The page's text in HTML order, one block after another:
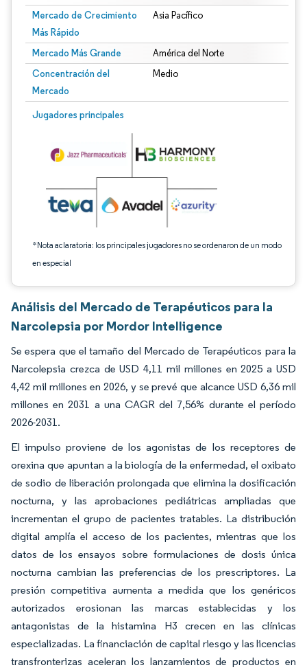
Mercado de Crecimiento
Más Rápido
Asia Pacífico
Mercado Más Grande América del Norte
Concentración del
Mercado
Medio
Jugadores principales
*Nota aclaratoria: los principales jugadores no se ordenaron de un modo
en especial
Imagen © Mordor Intelligence. El uso requiere atribución según CC BY 4.0.
Análisis del Mercado de Terapéuticos para la
Narcolepsia por Mordor Intelligence
Se espera que el tamaño del Mercado de Terapéuticos para la
Narcolepsia crezca de USD 4,11 mil millones en 2025 a USD
4,42 mil millones en 2026, y se prevé que alcance USD 6,36 mil
millones en 2031 a una CAGR del 7,56% durante el período
2026-2031.
El impulso proviene de los agonistas de los receptores de
orexina que apuntan a la biología de la enfermedad, el oxibato
de sodio de liberación prolongada que elimina la dosificación
nocturna, y las aprobaciones pediátricas ampliadas que
incrementan el grupo de pacientes tratables. La distribución
digital amplía el acceso de los pacientes, mientras que los
datos de los ensayos sobre formulaciones de dosis única
nocturna cambian las preferencias de los prescriptores. La
presión competitiva aumenta a medida que los genéricos
autorizados erosionan las marcas establecidas y los
antagonistas de la histamina H3 crecen en las clínicas
especializadas. La financiación de capital riesgo y las licencias
transfronterizas aceleran los lanzamientos de productos en